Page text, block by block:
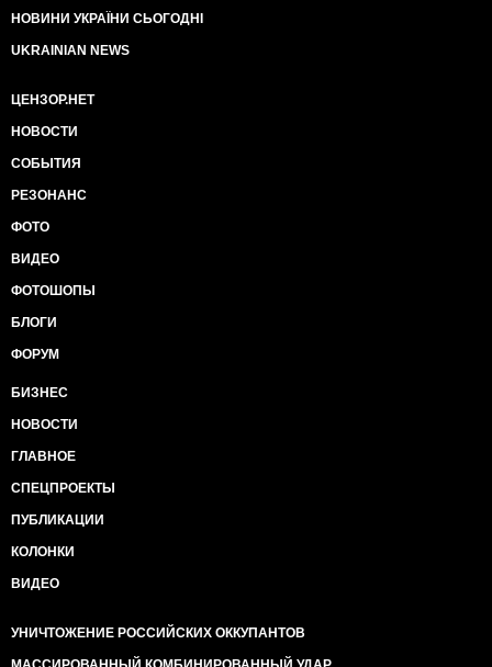
НОВИНИ УКРАЇНИ СЬОГОДНІ
UKRAINIAN NEWS
ЦЕНЗОР.НЕТ
НОВОСТИ
СОБЫТИЯ
РЕЗОНАНС
ФОТО
ВИДЕО
ФОТОШОПЫ
БЛОГИ
ФОРУМ
БИЗНЕС
НОВОСТИ
ГЛАВНОЕ
СПЕЦПРОЕКТЫ
ПУБЛИКАЦИИ
КОЛОНКИ
ВИДЕО
УНИЧТОЖЕНИЕ РОССИЙСКИХ ОККУПАНТОВ